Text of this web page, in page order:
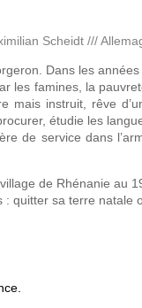
Scheidt ///
Dans les
les famines, la
instruit, rêve
étudie les
de service dans
de Rhénanie au
quitter sa terre natale